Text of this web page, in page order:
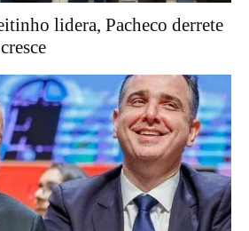
lidera, Pacheco derrete